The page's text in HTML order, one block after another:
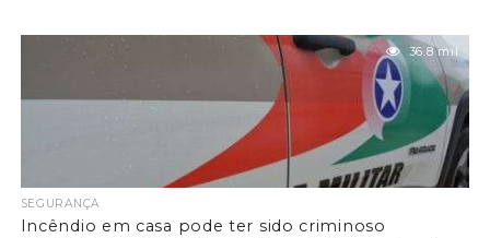
36.8 mil
SEGURANÇA
Incêndio em casa pode ter sido criminoso